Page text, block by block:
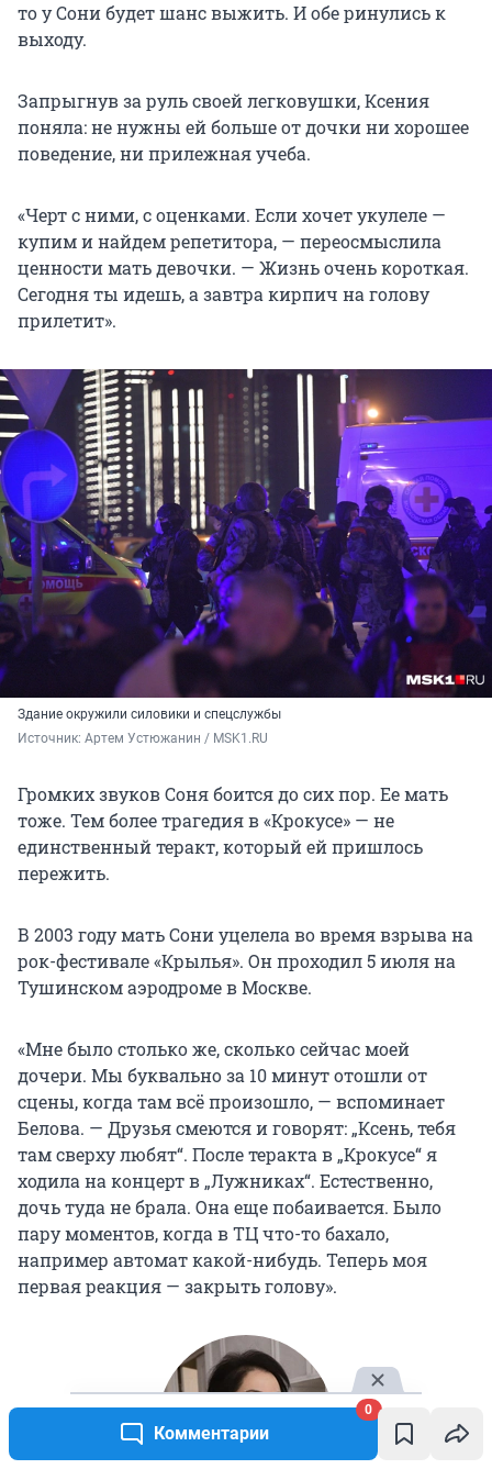
Комментарии
0
то у Сони будет шанс выжить. И обе ринулись к
выходу.
Запрыгнув за руль своей легковушки, Ксения
поняла: не нужны ей больше от дочки ни хорошее
поведение, ни прилежная учеба.
«Черт с ними, с оценками. Если хочет укулеле —
купим и найдем репетитора, — переосмыслила
ценности мать девочки. — Жизнь очень короткая.
Сегодня ты идешь, а завтра кирпич на голову
прилетит».
Здание окружили силовики и спецслужбы
Источник: Артем Устюжанин / MSK1.RU
Громких звуков Соня боится до сих пор. Ее мать
тоже. Тем более трагедия в «Крокусе» — не
единственный теракт, который ей пришлось
пережить.
В 2003 году мать Сони уцелела во время взрыва на
рок-фестивале «Крылья». Он проходил5 июляна
Тушинском аэродроме в Москве.
«Мне было столько же, сколько сейчас моей
дочери. Мы буквально за 10 минут отошли от
сцены, когда там всё произошло, — вспоминает
Белова. — Друзья смеются и говорят: „Ксень, тебя
там сверху любят“. После теракта в „Крокусе“ я
ходила на концерт в „Лужниках“. Естественно,
дочь туда не брала. Она еще побаивается. Было
пару моментов, когда в ТЦ что-то бахало,
например автомат какой-нибудь. Теперь моя
первая реакция — закрыть голову».